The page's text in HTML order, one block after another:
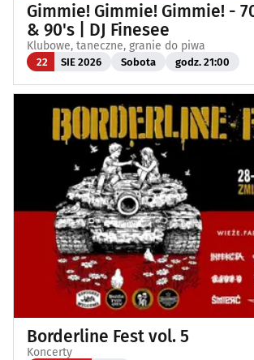
Gimmie! Gimmie! Gimmie! -
& 90's | DJ Finesee
Klubowe, taneczne, granie do piwa
22 SIE 2026 Sobota godz. 21:00
Borderline Fest vol. 5
Koncerty